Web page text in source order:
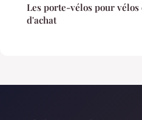
Les porte-vélos pour
d'achat